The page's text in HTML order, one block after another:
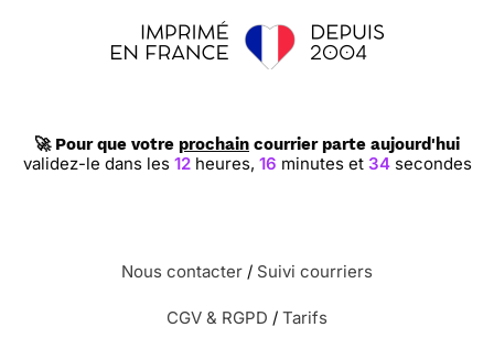
🚀 Pour que votre prochain courrier parte aujourd'hui
validez-le dans les 12heures, 16 minutes et 34secondes
Nous contacter / Suivi courriers
CGV & RGPD / Tarifs